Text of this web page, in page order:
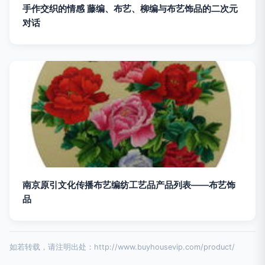
手作交织的情感 藤编、布艺、柳编与布艺饰品的二次元
对话
南京原引文化传播布艺编纺工艺品产品列表——布艺饰
品
如若转载，请注明出处：http://www.buyhousevip.com/product/